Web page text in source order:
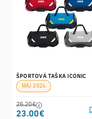
ŠPORTOVÁ TAŠKA ICONIC
MÁJ 2024
26.20€
23.00€